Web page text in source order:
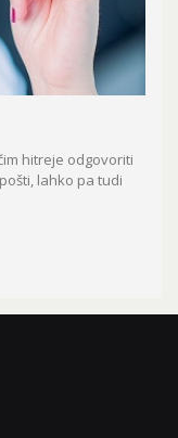
hitreje odgovoriti
lahko pa tudi